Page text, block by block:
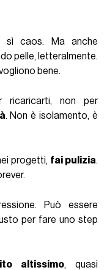
caos. Ma anche
pelle, letteralmente.
bene.
ricaricarti, non per
. Non è isolamento, è
progetti, fai pulizia.
Può essere
per fare uno step
altissimo, quasi